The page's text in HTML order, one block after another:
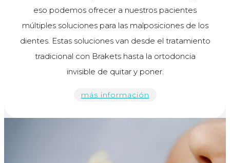
eso podemos ofrecer a nuestros pacientes
múltiples soluciones para las malposiciones de los
dientes. Estas soluciones van desde el tratamiento
tradicional con Brakets hasta la ortodoncia
invisible de quitar y poner.
más información